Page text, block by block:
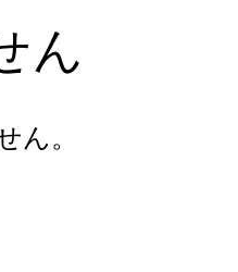
ん
ん。